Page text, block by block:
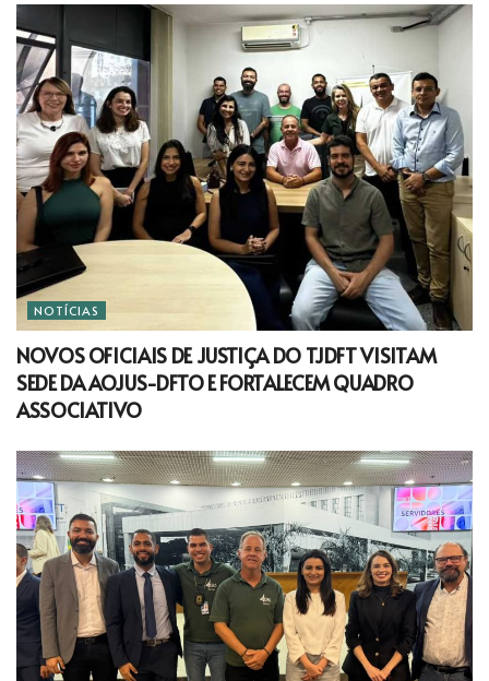
NOTÍCIAS
NOVOS OFICIAIS DE JUSTIÇA DO TJDFT VISITAM
SEDE DA AOJUS-DFTO E FORTALECEM QUADRO
ASSOCIATIVO